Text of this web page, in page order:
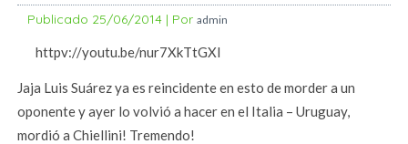
Publicado 25/06/2014 | Por admin
httpv://youtu.be/nur7XkTtGXI
Jaja Luis Suárez ya es reincidente en esto de morder a un
oponente y ayer lo volvió a hacer en el Italia – Uruguay,
mordió a Chiellini! Tremendo!